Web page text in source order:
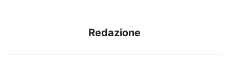
Redazione